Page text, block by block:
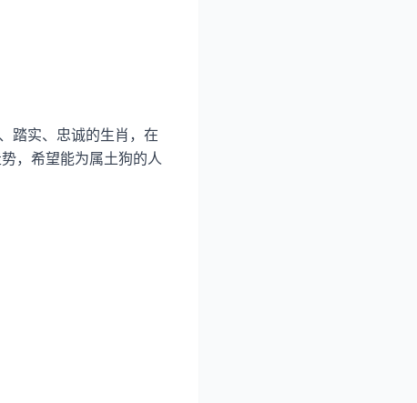
踏实、忠诚的生肖，在
，希望能为属土狗的人